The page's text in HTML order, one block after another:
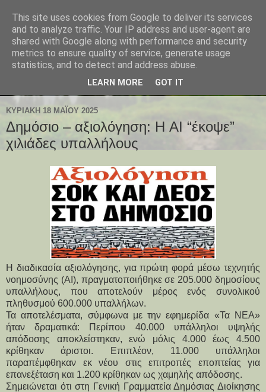
ΚΥΡΙΑΚΉ 18 ΜΑΪ́ΟΥ 2025
Δημόσιο – αξιολόγηση: Η AI “έκοψε”
χιλιάδες υπαλλήλους
Η διαδικασία αξιολόγησης, για πρώτη φορά μέσω τεχνητής
νοημοσύνης (AI), πραγματοποιήθηκε σε 205.000 δημοσίους
υπαλλήλους, που αποτελούν μέρος ενός συνολικού
πληθυσμού 600.000 υπαλλήλων.
Τα αποτελέσματα, σύμφωνα με την εφημερίδα «Τα ΝΕΑ»
ήταν δραματικά: Περίπου 40.000 υπάλληλοι υψηλής
απόδοσης αποκλείστηκαν, ενώ μόλις 4.000 έως 4.500
κρίθηκαν άριστοι. Επιπλέον, 11.000 υπάλληλοι
παραπέμφθηκαν εκ νέου στις επιτροπές εποπτείας για
επανεξέταση και 1.200 κρίθηκαν ως χαμηλής απόδοσης.
Σημειώνεται ότι στη Γενική Γραμματεία Δημόσιας Διοίκησης
This site uses cookies from Google to deliver its services
and to analyze traffic. Your IP address and user-agent are
shared with Google along with performance and security
metrics to ensure quality of service, generate usage
statistics, and to detect and address abuse.
LEARN MORE GOT IT